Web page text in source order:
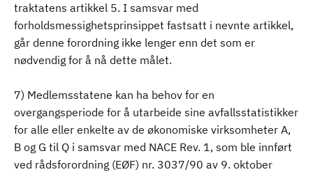
traktatens artikkel 5. I samsvar med
forholdsmessighetsprinsippet fastsatt i nevnte artikkel,
går denne forordning ikke lenger enn det som er
nødvendig for å nå dette målet.
7) Medlemsstatene kan ha behov for en
overgangsperiode for å utarbeide sine avfallsstatistikker
for alle eller enkelte av de økonomiske virksomheter A,
B og G til Q i samsvar med NACE Rev. 1, som ble innført
ved rådsforordning (EØF) nr. 3037/90 av 9. oktober